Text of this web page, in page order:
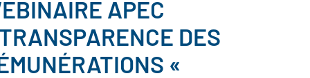
APEC
DES
«